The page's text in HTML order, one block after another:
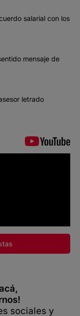
salarial con los
mensaje de
letrado
sociales y